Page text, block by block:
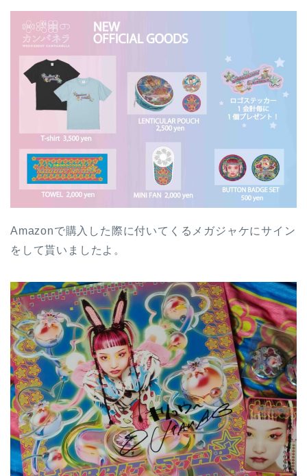
Amazonで購入した際に付いてくるメガジャケにサイン
をして貰いましたよ。